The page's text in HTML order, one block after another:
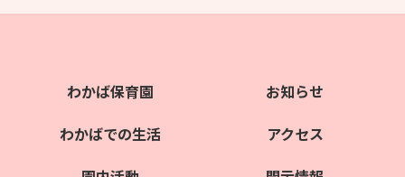
わかば保育園
わかばでの生活
お知らせ
アクセス